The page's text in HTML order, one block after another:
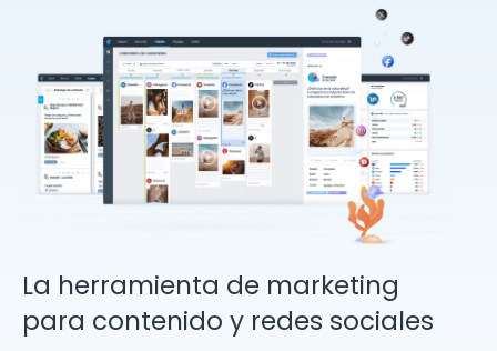
La herramienta de marketing
para contenido y redes sociales